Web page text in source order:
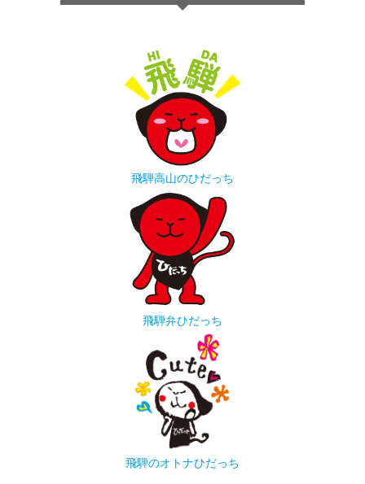
飛騨高山のひだっち
飛騨弁ひだっち
飛騨のオトナひだっち